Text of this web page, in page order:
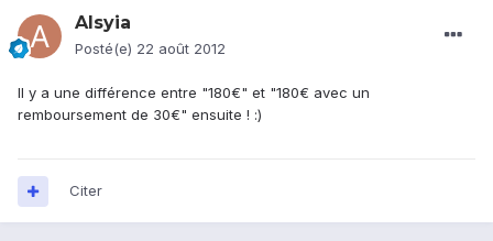
Alsyia
Posté(e) 22 août 2012
Il y a une différence entre "180€" et "180€ avec un
remboursement de 30€" ensuite ! :)
Citer